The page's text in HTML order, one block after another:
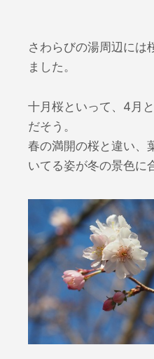
さわらびの湯周辺には
ました。
十月桜といって、4月
だそう。
春の満開の桜と違い、
いてる姿が冬の景色に